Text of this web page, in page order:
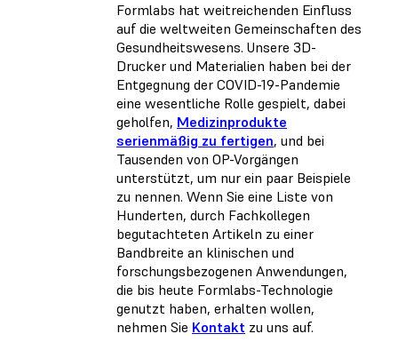
Formlabs hat weitreichenden Einfluss
auf die weltweiten Gemeinschaften des
Gesundheitswesens. Unsere 3D-
Drucker und Materialien haben bei der
Entgegnung der COVID-19-Pandemie
eine wesentliche Rolle gespielt, dabei
geholfen, Medizinprodukte
serienmäßig zu fertigen, und bei
Tausenden von OP-Vorgängen
unterstützt, um nur ein paar Beispiele
zu nennen. Wenn Sie eine Liste von
Hunderten, durch Fachkollegen
begutachteten Artikeln zu einer
Bandbreite an klinischen und
forschungsbezogenen Anwendungen,
die bis heute Formlabs-Technologie
genutzt haben, erhalten wollen,
nehmen Sie Kontakt zu uns auf.